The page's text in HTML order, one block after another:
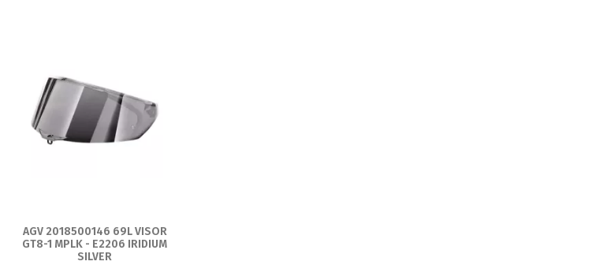
AGV 2018500146 69L VISOR
GT8-1 MPLK - E2206 IRIDIUM
SILVER